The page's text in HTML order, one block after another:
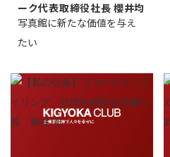
ーク代表取締役社長 櫻井均
写真館に新たな価値を与え
たい